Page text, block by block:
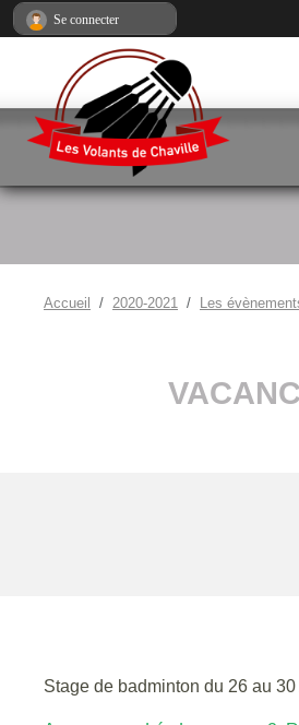
Accueil 2020-2021 Les
Stage de badminton du 26 au
Se connecter
Panneau de gestion des cookies